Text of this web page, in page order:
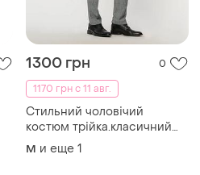
1300 грн
0
1170 грн с 11 авг.
Стильний чоловічий
костюм трійка.класичний
чоловічий костюм в
клітинку
M и еще 1